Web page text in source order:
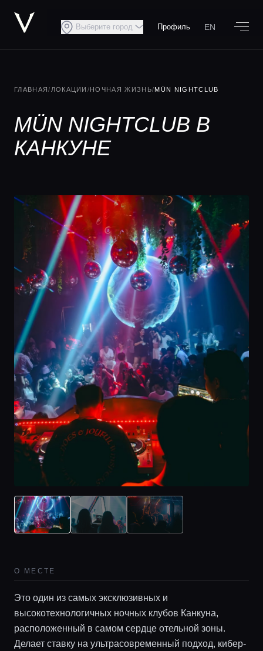
Главная
Выберите город Профиль EN
ГЛАВНАЯ/ ЛОКАЦИИ /НОЧНАЯ ЖИЗНЬ/MÜN NIGHTCLUB
MÜN NIGHTCLUB В
КАНКУНЕ
О МЕСТЕ
Это один из самых эксклюзивных и
высокотехнологичных ночных клубов Канкуна,
расположенный в самом сердце отельной зоны.
Делает ставку на ультрасовременный подход, кибер-